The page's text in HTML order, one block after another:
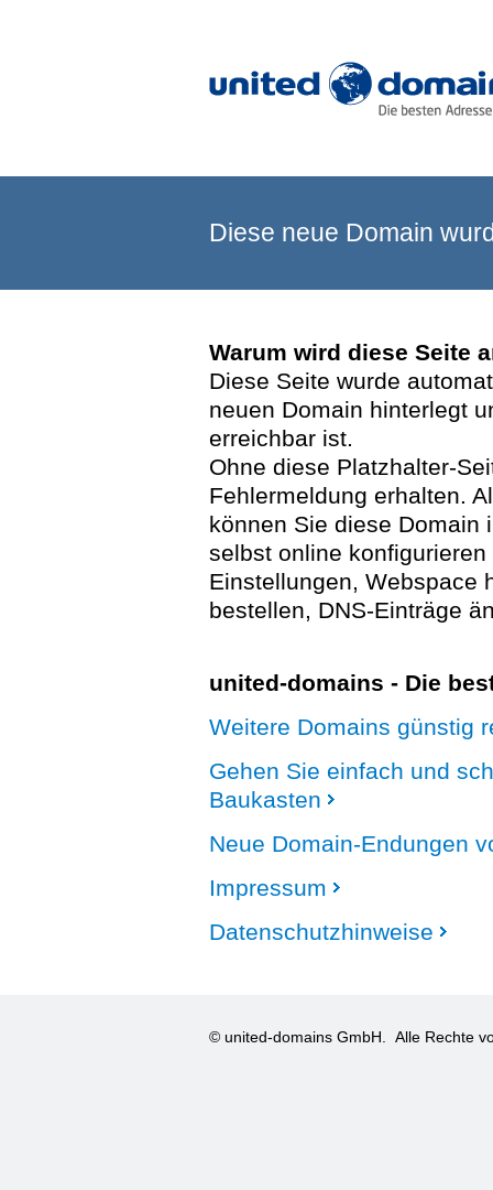
Diese neue Domain
Warum wird diese Seite
Diese Seite wurde
neuen Domain hinterlegt
erreichbar ist.
Ohne diese Platzhalter-
Fehlermeldung erhalten.
können Sie diese Domain
selbst online
Einstellungen, Webspace
bestellen, DNS-Einträge
united-domains - Die
Weitere Domains günstig
Gehen Sie einfach und
Baukasten
Neue Domain-Endungen
Impressum
Datenschutzhinweise
© united-domains GmbH. Alle Rechte